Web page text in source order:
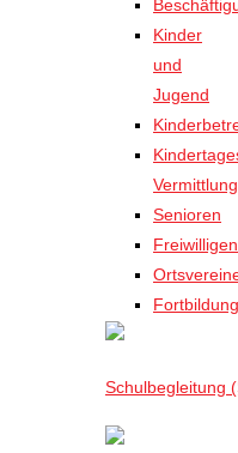
Kinder
und
Jugend
Vermittlung
Senioren
Schulbegleitung